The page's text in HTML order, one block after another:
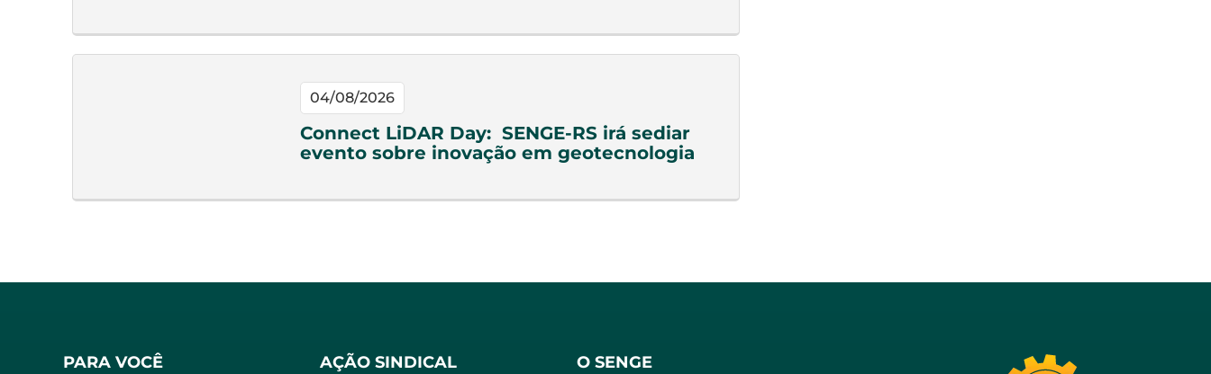
04/08/2026
Connect LiDAR Day: SENGE-RS irá sediar
evento sobre inovação em geotecnologia
PARA VOCÊ AÇÃO SINDICAL O SENGE